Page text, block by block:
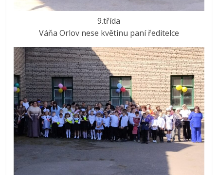
9.třída
Váňa Orlov nese květinu paní ředitelce